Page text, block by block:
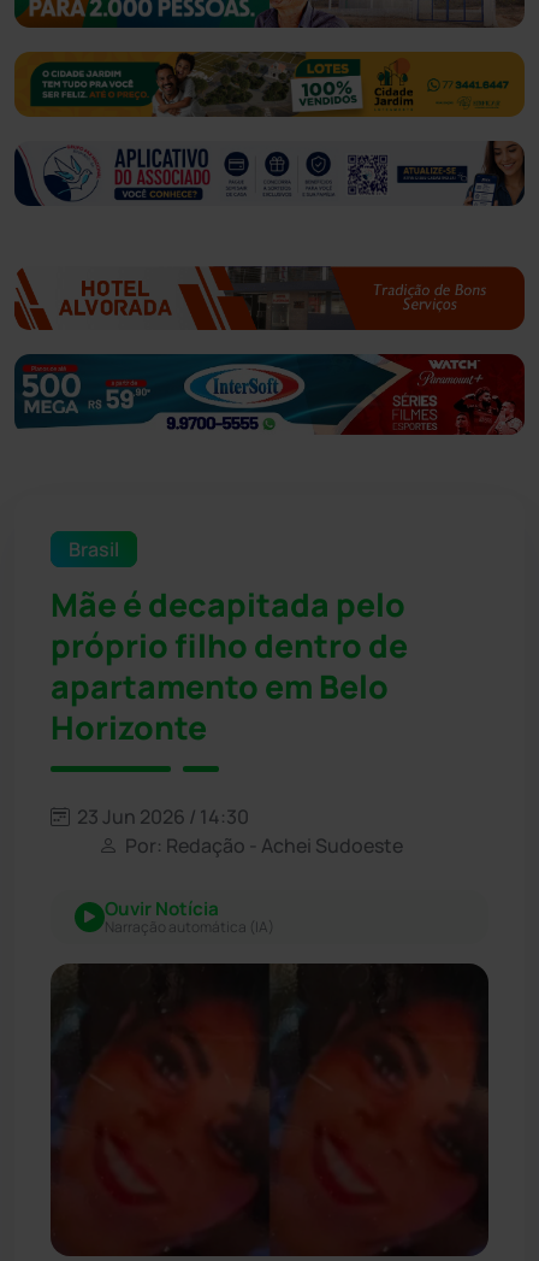
Brasil
Mãe é decapitada pelo
próprio filho dentro de
apartamento em Belo
Horizonte
23 Jun 2026 / 14:30
Por: Redação - Achei Sudoeste
Ouvir Notícia
Narração automática (IA)